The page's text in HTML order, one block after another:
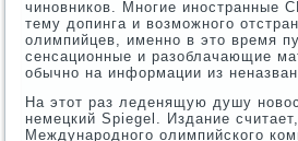
чиновников. Многие иностранные
тему допинга и возможного
олимпийцев, именно в это время
сенсационные и разоблачающие
обычно на информации из
На этот раз леденящую душу
немецкий Spiegel. Издание
Международного олимпийского